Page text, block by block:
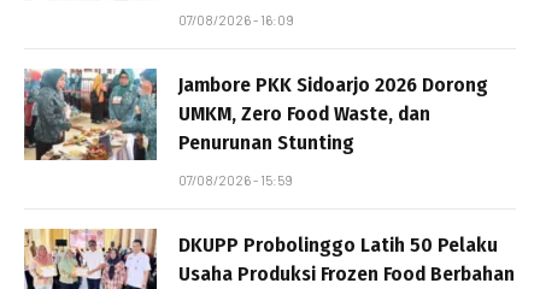
07/08/2026 - 16:09
Jambore PKK Sidoarjo 2026 Dorong
UMKM, Zero Food Waste, dan
Penurunan Stunting
07/08/2026 - 15:59
DKUPP Probolinggo Latih 50 Pelaku
Usaha Produksi Frozen Food Berbahan